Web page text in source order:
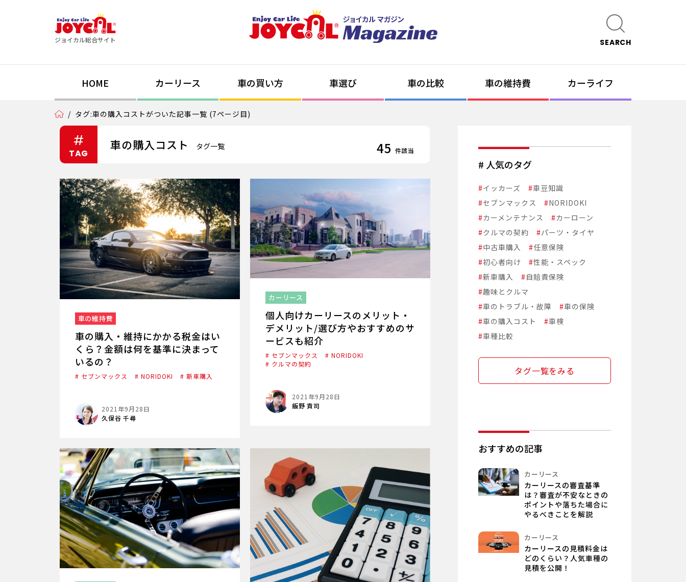
ジョイカル総合サイト SEARCH
HOME カーリース 車の買い方 車選び 車の比較 車の維持費 カーライフ
/ タグ:車の購入コストがついた記事一覧 (7ページ目)
#
TAG
車の購入コスト タグ一覧 45 件該当
車の維持費
車の購入・維持にかかる税金はい
くら？金額は何を基準に決まって
いるの？
# セブンマックス # NORIDOKI # 新車購入
久保谷 千尋
2021年9月28日
カーリース
個人向けカーリースのメリット・
デメリット/選び方やおすすめのサ
ービスも紹介
# セブンマックス
# NORIDOKI
# クルマの契約
飯野 貢司
2021年9月28日
# 人気のタグ
#イッカーズ #車豆知識
#セブンマックス #NORIDOKI
#カーメンテナンス #カーローン
#クルマの契約 #パーツ・タイヤ
#中古車購入 #任意保険
#初心者向け #性能・スペック
#新車購入 #自賠責保険
#趣味とクルマ
#車のトラブル・故障 #車の保険
#車の購入コスト #車検
#車種比較
タグ一覧をみる
おすすめの記事
カーリース
カーリースの審査基準
は？審査が不安なときの
ポイントや落ちた場合に
やるべきことを解説
カーリース
カーリースの見積料金は
どのくらい？人気車種の
見積を公開！